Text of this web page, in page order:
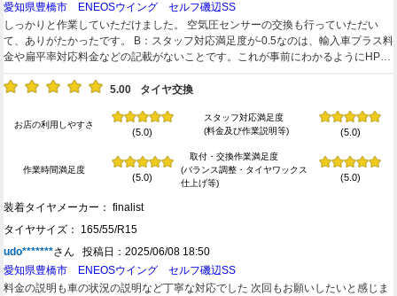
愛知県豊橋市 ENEOSウイング セルフ磯辺SS
しっかりと作業していただけました。 空気圧センサーの交換も行っていただい
て、ありがたかったです。 B：スタッフ対応満足度が‐0.5なのは、輸入車プラス料
金や扁平率対応料金などの記載がないことです。これが事前にわかるようにHPな
5.00
タイヤ交換
お店の利用しやすさ
(5.0)
スタッフ対応満足度
(料金及び作業説明等)
(5.0)
作業時間満足度
(5.0)
取付・交換作業満足度
(バランス調整・タイヤワックス
仕上げ等)
(5.0)
装着タイヤメーカー： finalist
タイヤサイズ： 165/55/R15
udo*******さん 投稿日：2025/06/08 18:50
愛知県豊橋市 ENEOSウイング セルフ磯辺SS
料金の説明も車の状況の説明など丁寧な対応でした 次回もお願いしたいと感じま